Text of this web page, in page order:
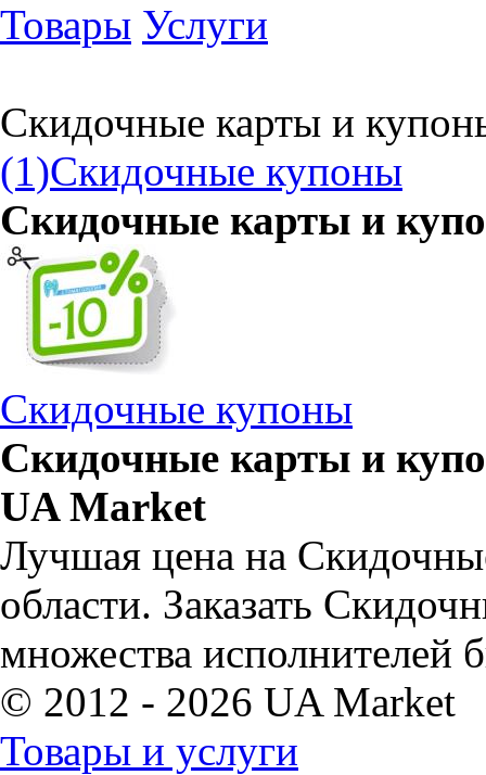
Товары Услуги
Скидочные карты и
(1)Скидочные купоны
Скидочные карты и
Скидочные купоны
Скидочные карты и
UA Market
Лучшая цена на
области. Заказать
множества исполнителей
© 2012 - 2026 UA Market
Товары и услуги